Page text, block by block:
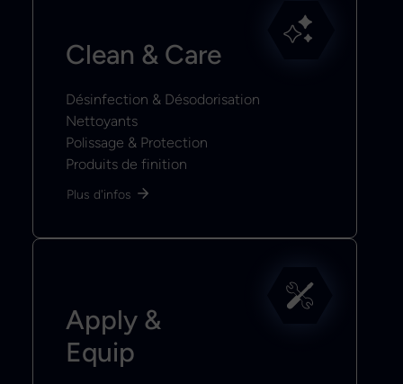
Clean & Care
Désinfection & Désodorisation
Nettoyants
Polissage & Protection
Produits de finition
Plus d'infos
Apply &
Equip